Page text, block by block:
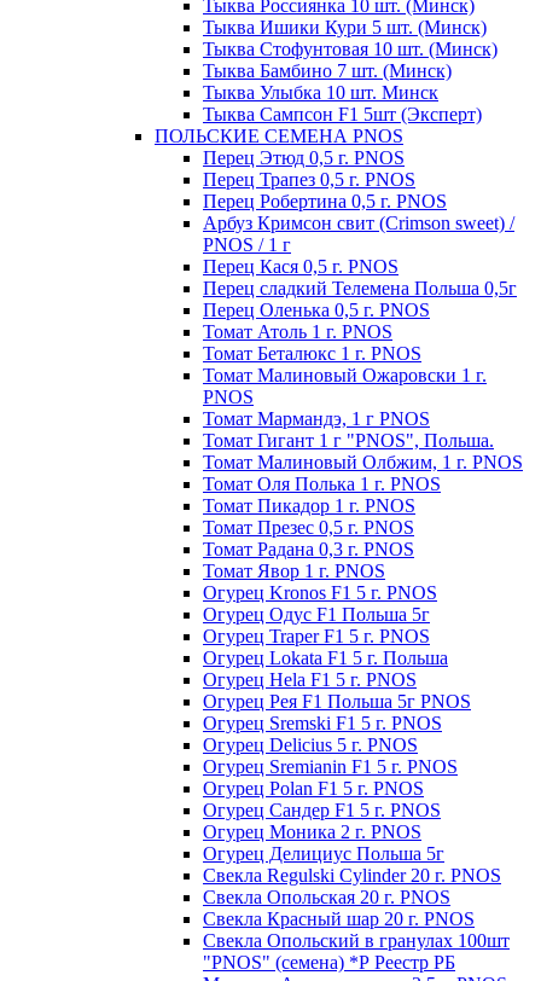
Тыква Россиянка 10 шт. (Минск)
Тыква Ишики Кури 5 шт. (Минск)
Тыква Стофунтовая 10 шт. (Минск)
Тыква Бамбино 7 шт. (Минск)
Тыква Улыбка 10 шт. Минск
Тыква Сампсон F1 5шт (Эксперт)
ПОЛЬСКИЕ СЕМЕНА PNOS
Перец Этюд 0,5 г. PNOS
Перец Трапез 0,5 г. PNOS
Перец Робертина 0,5 г. PNOS
Арбуз Кримсон свит (Crimson sweet) /
PNOS / 1 г
Перец Кася 0,5 г. PNOS
Перец сладкий Телемена Польша 0,5г
Перец Оленька 0,5 г. PNOS
Томат Атоль 1 г. PNOS
Томат Беталюкс 1 г. PNOS
Томат Малиновый Ожаровски 1 г.
PNOS
Томат Мармандэ, 1 г PNOS
Томат Гигант 1 г "PNOS", Польша.
Томат Малиновый Олбжим, 1 г. PNOS
Томат Оля Полька 1 г. PNOS
Томат Пикадор 1 г. PNOS
Томат Презес 0,5 г. PNOS
Toмaт Рaдaнa 0,3 г. PNOS
Томат Явор 1 г. PNOS
Огурец Kronos F1 5 г. PNOS
Огурец Одус F1 Польша 5г
Огурец Traper F1 5 г. PNOS
Огурец Lokata F1 5 г. Польша
Огурец Hela F1 5 г. PNOS
Огурец Рея F1 Польша 5г PNOS
Огурец Sremski F1 5 г. PNOS
Огурец Delicius 5 г. PNOS
Огурец Sremianin F1 5 г. PNOS
Огурец Polan F1 5 г. PNOS
Огурец Сандер F1 5 г. PNOS
Огурец Моника 2 г. PNOS
Огурец Делициус Польша 5г
Свекла Regulski Cylinder 20 г. PNOS
Свекла Опольская 20 г. PNOS
Свекла Красный шар 20 г. PNOS
Свекла Опольский в гранулах 100шт
"PNOS" (семена) *Р Реестр РБ